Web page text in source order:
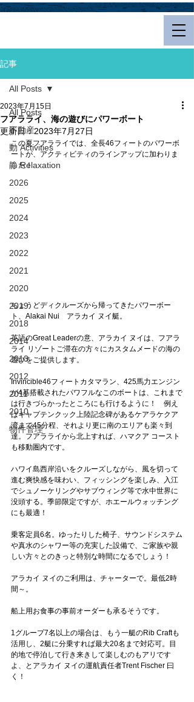
記事
All Posts
不動産
動 Activities
静 Relaxation
2026
2025
2024
2023
2022
2021
2020
2019
2018
2014
2013
2012
2011
2010
物件管理
All Posts
フアラライ、海の遊びにパワーボート
2023年7月15日
更新日：2023年7月27日
この夏フアラライでは、全長46フィートのパワーボ
ートが、アクティビティのラインアップに加わりま
した！
ちょうどディクルーズから帰ってきたパワーボー
ト、Alakai Nui　アラカイ ヌイ艇。
英語のGreat Leaderの意、アラカイ ヌイは、フアラ
ライ リゾートご滞在の方々にカスタムメードの海の
遊びをご提供します。
Invincible46フィートカタマラン、425馬力エンジン
が4基搭載されたパワフルなこのボートは、これまで
は行きづらかったところにも行けるように！　例え
ばキャプテンクック上陸記念碑があるケアラケクア
湾まで45分程、それより更に南のエリアも楽々到
達。フアラライから北上すれば、ハマクア コースト
も移動圏内です。
ハワイ島西岸沿いをクルーズしながら、風を切って
進む爽快感を味わい、フィッシングを楽しみ、入江
でシュノーケリングやサブウィング等で水中世界に
没頭する。季節限定ですが、ホエールウォッチング
にも最適！
乗客定員6名。ゆったりした椅子、サウンドシステム
や真水のシャワー等の充実した設備で、ご家族や親
しい方々とのきっと特別な時間になるでしょう！
アラカイ ヌイのご利用は、チャーターで。最低2時
間～。
船上用お食事の事前オーダーも承るそうです。
1グループ7名以上の場合は、もう一艇のRib Craftも
活用し、2艇に分乗すれば最大20名まで対応可。目
的地で停泊して行き来きして楽しむのもアリです
よ、とアラカイ ヌイの運航責任者Trent Fischer 曰
く！